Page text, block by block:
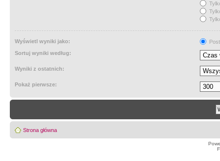
Wyświetl wyniki jako:
Sortuj wyniki według:
Wyniki z ostatnich:
Pokaż pierwsze:
Strona główna